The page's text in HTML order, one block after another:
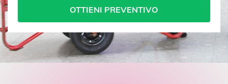
OTTIENI PREVENTIVO